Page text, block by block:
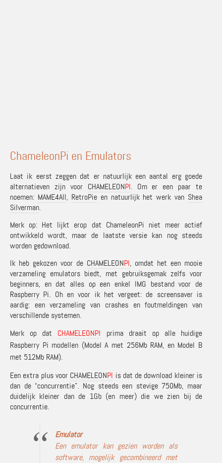
ChameleonPi en Emulators
Laat ik eerst zeggen dat er natuurlijk een aantal erg goede
alternatieven zijn voor CHAMELEONPI. Om er een paar te
noemen: MAME4All, RetroPieen natuurlijk het werk van Shea
Silverman.
Merk op: Het lijkt erop dat ChameleonPi niet meer actief
ontwikkeld wordt, maar de laatste versie kan nog steeds
worden gedownload.
Ik heb gekozen voor de CHAMELEONPI, omdat het een mooie
verzameling emulators biedt, met gebruiksgemak zelfs voor
beginners, en dat alles op een enkel IMG bestand voor de
Raspberry Pi. Oh en voor ik het vergeet: de screensaver is
aardig: een verzameling van crashes en foutmeldingen van
verschillende systemen.
Merk op dat CHAMELEONPI prima draait op alle huidige
Raspberry Pi modellen (Model A met 256Mb RAM, en Model B
met 512Mb RAM).
Een extra plus voor CHAMELEONPI is dat de download kleiner is
dan de “concurrentie”. Nog steeds een stevige 750Mb, maar
duidelijk kleiner dan de 1Gb (en meer) die we zien bij de
concurrentie.
Emulator
Een emulator kan gezien worden als
software, mogelijk gecombineerd met